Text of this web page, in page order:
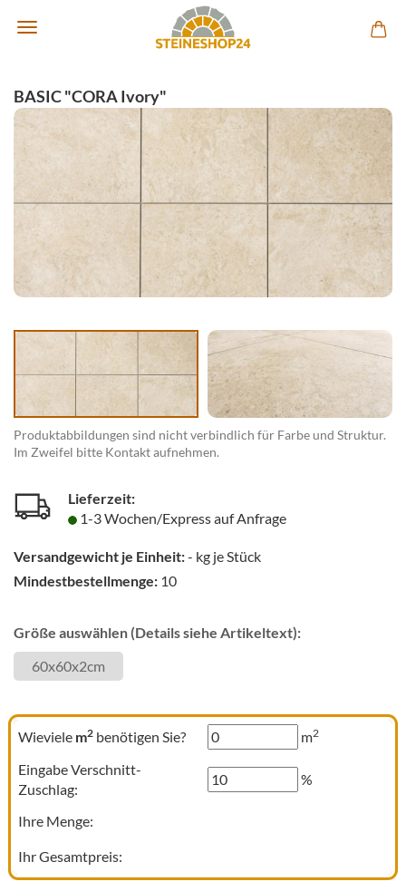
BASIC "CORA Ivory"
Produktabbildungen sind nicht verbindlich für Farbe und Struktur.
Im Zweifel bitte Kontakt aufnehmen.
Lieferzeit:
1-3 Wochen/Express auf Anfrage
Versandgewicht je Einheit:- kg je Stück
Mindestbestellmenge: 10
Größe auswählen (Details siehe Artikeltext):
60x60x2cm
Wieviele m2 benötigen Sie? m2
Eingabe Verschnitt-
Zuschlag:
%
Ihre Menge:
Ihr Gesamtpreis: